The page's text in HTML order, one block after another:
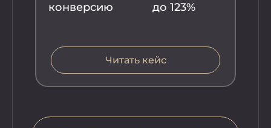
конверсию до 123%
Читать кейс